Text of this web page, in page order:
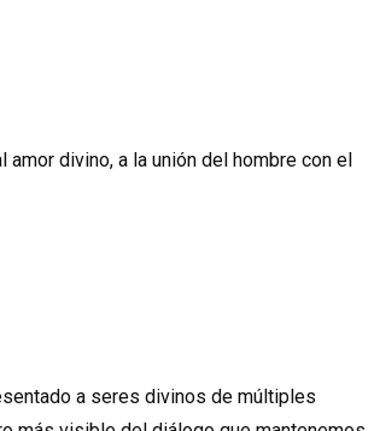
amor divino, a la unión del hombre con el
a seres divinos de múltiples